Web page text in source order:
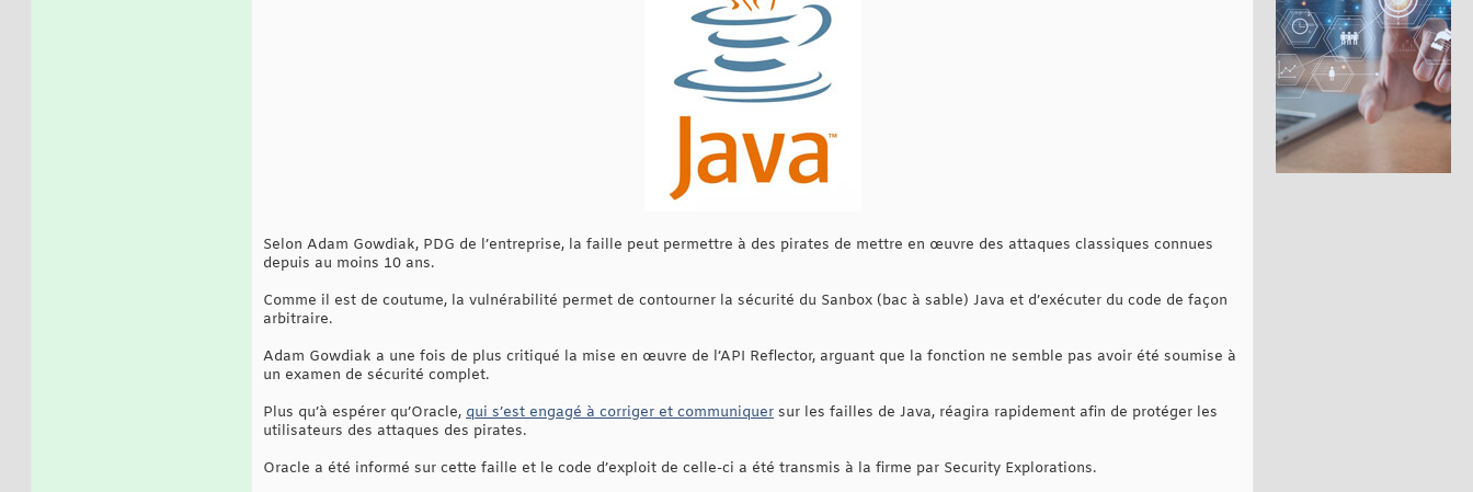
Selon Adam Gowdiak, PDG de l’entreprise, la faille peut permettre à des pirates de mettre en œuvre des attaques classiques connues
depuis au moins 10 ans.
Comme il est de coutume, la vulnérabilité permet de contourner la sécurité du Sanbox (bac à sable) Java et d’exécuter du code de façon
arbitraire.
Adam Gowdiak a une fois de plus critiqué la mise en œuvre de l’API Reflector, arguant que la fonction ne semble pas avoir été soumise à
un examen de sécurité complet.
Plus qu’à espérer qu’Oracle, qui s’est engagé à corriger et communiquer sur les failles de Java, réagira rapidement afin de protéger les
utilisateurs des attaques des pirates.
Oracle a été informé sur cette faille et le code d’exploit de celle-ci a été transmis à la firme par Security Explorations.